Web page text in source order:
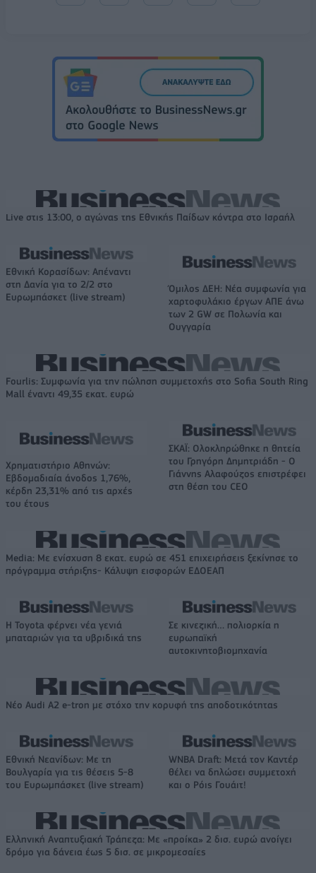
Live στις 13:00, ο αγώνας της Εθνικής Παίδων κόντρα στο Ισραήλ
Εθνική Κορασίδων: Απέναντι
στη Δανία για το 2/2 στο
Ευρωμπάσκετ (live stream)
Όμιλος ΔΕΗ: Νέα συμφωνία για
χαρτοφυλάκιο έργων ΑΠΕ άνω
των 2 GW σε Πολωνία και
Ουγγαρία
Fourlis: Συμφωνία για την πώληση συμμετοχής στο Sofia South Ring
Mall έναντι 49,35 εκατ. ευρώ
Χρηματιστήριο Αθηνών:
Εβδομαδιαία άνοδος 1,76%,
κέρδη 23,31% από τις αρχές
του έτους
ΣΚΑΪ: Ολοκληρώθηκε η θητεία
του Γρηγόρη Δημητριάδη - Ο
Γιάννης Αλαφούζος επιστρέφει
στη θέση του CEO
Media: Με ενίσχυση 8 εκατ. ευρώ σε 451 επιχειρήσεις ξεκίνησε το
πρόγραμμα στήριξης- Κάλυψη εισφορών ΕΔΟΕΑΠ
Η Toyota φέρνει νέα γενιά
μπαταριών για τα υβριδικά της
Σε κινεζική… πολιορκία η
ευρωπαϊκή
αυτοκινητοβιομηχανία
Νέο Audi A2 e-tron με στόχο την κορυφή της αποδοτικότητας
Εθνική Νεανίδων: Με τη
Βουλγαρία για τις θέσεις 5-8
του Ευρωμπάσκετ (live stream)
WNBA Draft: Μετά τον Καντέρ
θέλει να δηλώσει συμμετοχή
και ο Ρόις Γουάιτ!
Ελληνική Αναπτυξιακή Τράπεζα: Με «προίκα» 2 δισ. ευρώ ανοίγει
δρόμο για δάνεια έως 5 δισ. σε μικρομεσαίες